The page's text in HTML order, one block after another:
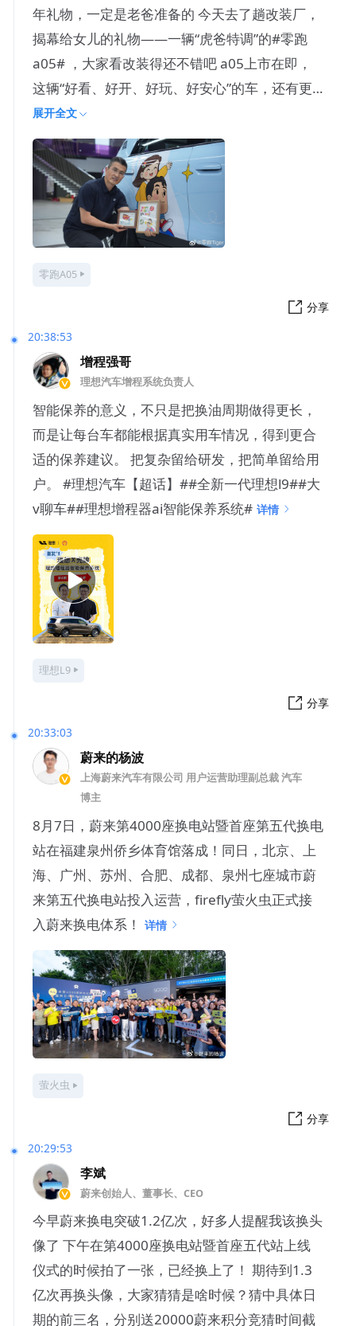
年礼物，一定是老爸准备的 今天去了趟改装厂，
揭幕给女儿的礼物——一辆“虎爸特调”的#零跑
a05# ，大家看改装得还不错吧 a05上市在即，
这辆“好看、好开、好玩、好安心”的车，还有更
多可能性等着
展开全文
零跑A05
分享
20:38:53
增程强哥
理想汽车增程系统负责人
智能保养的意义，不只是把换油周期做得更长，
而是让每台车都能根据真实用车情况，得到更合
适的保养建议。 把复杂留给研发，把简单留给用
户。 #理想汽车【超话】##全新一代理想l9##大
v聊车##理想增程器ai智能保养系统# 详情
理想L9
分享
20:33:03
蔚来的杨波
上海蔚来汽车有限公司 用户运营助理副总裁 汽车
博主
8月7日，蔚来第4000座换电站暨首座第五代换电
站在福建泉州侨乡体育馆落成！同日，北京、上
海、广州、苏州、合肥、成都、泉州七座城市蔚
来第五代换电站投入运营，firefly萤火虫正式接
入蔚来换电体系！
详情
萤火虫
分享
20:29:53
李斌
蔚来创始人、董事长、CEO
今早蔚来换电突破1.2亿次，好多人提醒我该换头
像了 下午在第4000座换电站暨首座五代站上线
仪式的时候拍了一张，已经换上了！ 期待到1.3
亿次再换头像，大家猜猜是啥时候？猜中具体日
期的前三名，分别送20000蔚来积分竞猜时间截